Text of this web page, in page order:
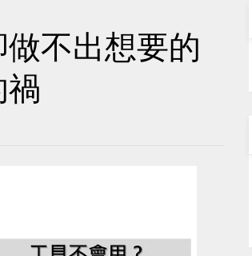
做不出想要的